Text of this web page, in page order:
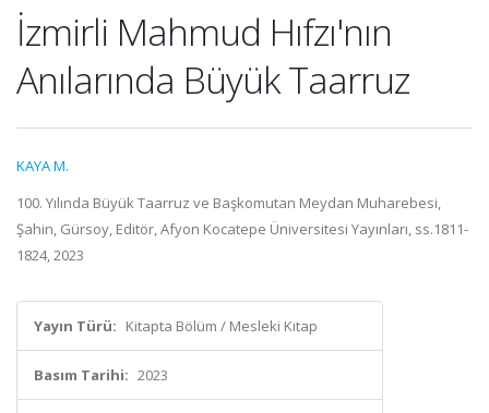
İzmirli Mahmud Hıfzı'nın
Anılarında Büyük Taarruz
KAYA M.
100. Yılında Büyük Taarruz ve Başkomutan Meydan Muharebesi,
Şahin, Gürsoy, Editör, Afyon Kocatepe Üniversitesi Yayınları, ss.1811-
1824, 2023
Yayın Türü: Kitapta Bölüm / Mesleki Kitap
Basım Tarihi: 2023